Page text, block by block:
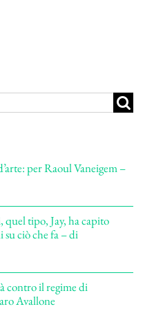
per Raoul Vaneigem –
quel tipo, Jay, ha capito
ciò che fa – di
contro il regime di
Avallone